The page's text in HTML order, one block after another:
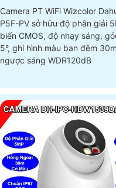
Camera PT WiFi Wizcolor
P5F-PV sở hữu độ phân giải
biến CMOS, độ nhạy sáng,
5°, ghi hình màu ban đêm
ngược sáng WDR120dB